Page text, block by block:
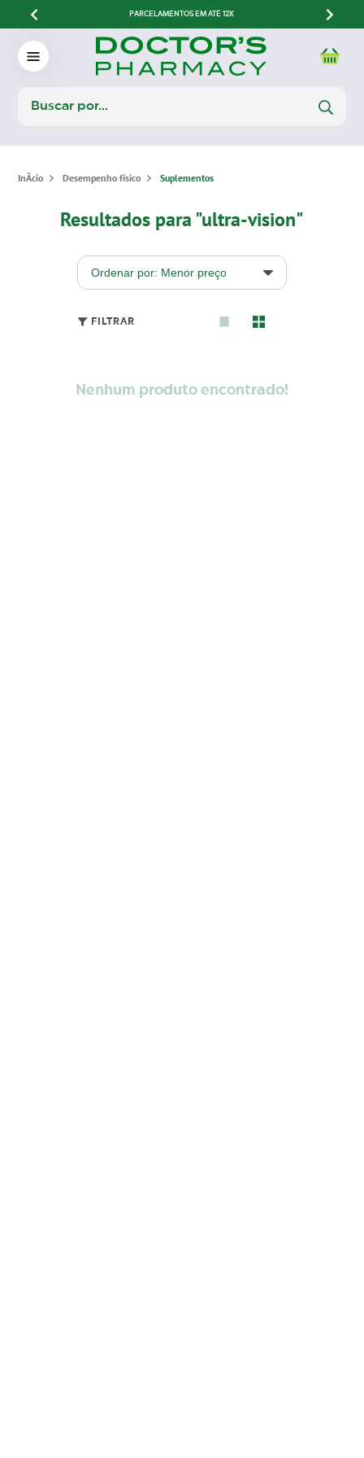
PARCELAMENTOS EM ATÉ 12X
Desempenho físico Suplementos
Resultados para "ultra-vision"
Ordenar por: Menor preço
FILTRAR
Nenhum produto encontrado!